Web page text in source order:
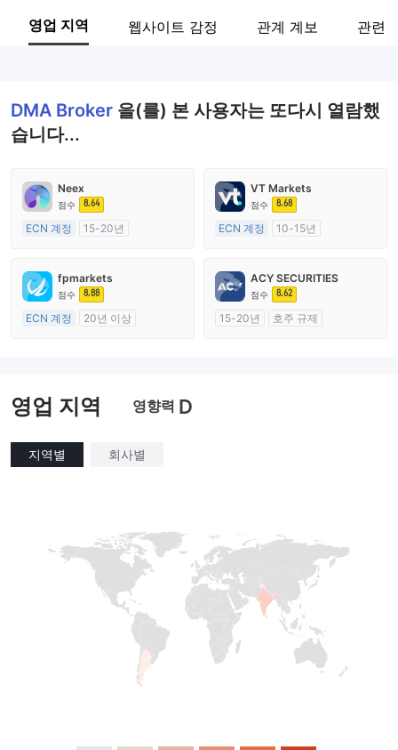
회사 전체 이름
영업 지역 웹사이트 감정 관계 계보 관련
DMA Broker 을(를) 본 사용자는 또다시 열람했
습니다...
Neex
점수 8.64
ECN 계정
15-20년
외환 거래 라이선스 (MM)
마스터 레이블 MT4
VT Markets
점수 8.68
ECN 계정
10-15년
외환 거래 라이선스 (MM)
마스터 레이블 MT4
fpmarkets
점수 8.88
ECN 계정
20년 이상
ACY SECURITIES
점수 8.62
15-20년
호주 규제
영업 지역 영향력 D
지역별 회사별